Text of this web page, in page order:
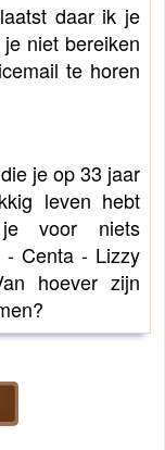
daar ik je
niet bereiken
te horen
je op 33 jaar
leven hebt
voor niets
- Centa - Lizzy
hoever zijn